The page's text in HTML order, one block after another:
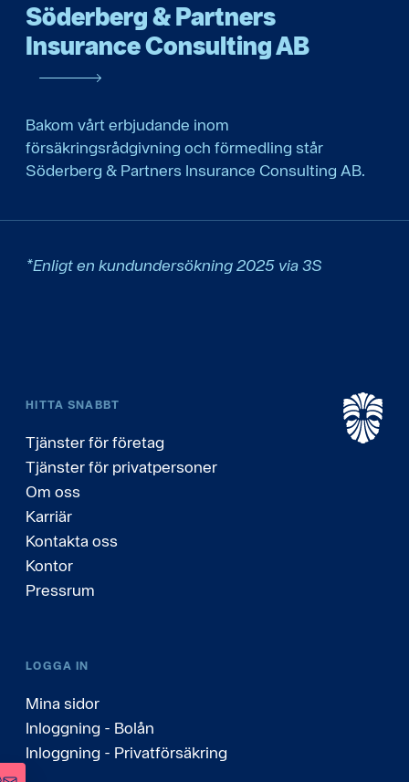
Söderberg & Partners
Insurance Consulting AB
Bakom vårt erbjudande inom
försäkringsrådgivning och förmedling står
Söderberg & Partners Insurance Consulting AB.
*Enligt en kundundersökning 2025 via 3S
HITTA SNABBT
Tjänster för företag
Tjänster för privatpersoner
Om oss
Karriär
Kontakta oss
Kontor
Pressrum
LOGGA IN
Mina sidor
Inloggning - Bolån
Inloggning - Privatförsäkring